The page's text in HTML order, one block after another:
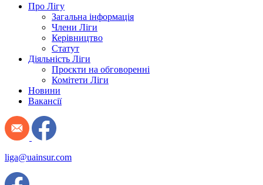
Про Лігу
Загальна інформація
Члени Ліги
Керівництво
Статут
Діяльність Ліги
Проєкти на обговоренні
Комітети Ліги
Новини
Вакансії
liga@uainsur.com